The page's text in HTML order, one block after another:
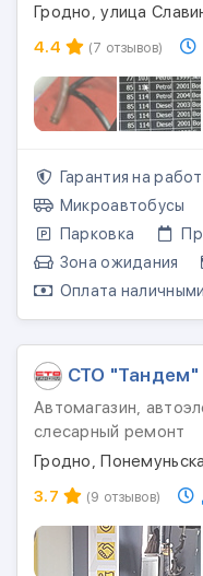
Гродно, улица
4.4
(7 отзывов)
Гарантия на
Микроавтобусы
Парковка
Зона ожидания
Оплата наличными
СТО "Тандем"
Автомагазин,
слесарный ремонт
Гродно,
3.7
(9 отзывов)